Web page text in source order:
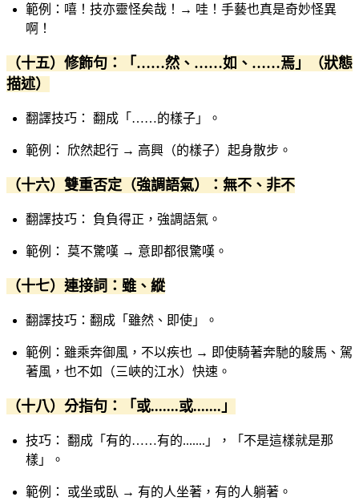
範例：嘻！技亦靈怪矣哉！→ 哇！手藝也真是奇妙怪異
啊！
（十五）修飾句：「……然、……如、……焉」（狀態
描述）
翻譯技巧： 翻成「……的樣子」。
範例： 欣然起行 → 高興（的樣子）起身散步。
（十六）雙重否定（強調語氣）：無不、非不
翻譯技巧： 負負得正，強調語氣。
範例： 莫不驚嘆 → 意即都很驚嘆。
（十七）連接詞：雖、縱
翻譯技巧：翻成「雖然、即使」。
範例：雖乘奔御風，不以疾也 → 即使騎著奔馳的駿馬、駕
著風，也不如（三峽的江水）快速。
（十八）分指句：「或.......或.......」
技巧： 翻成「有的……有的.......」，「不是這樣就是那
樣」。
範例： 或坐或臥 → 有的人坐著，有的人躺著。